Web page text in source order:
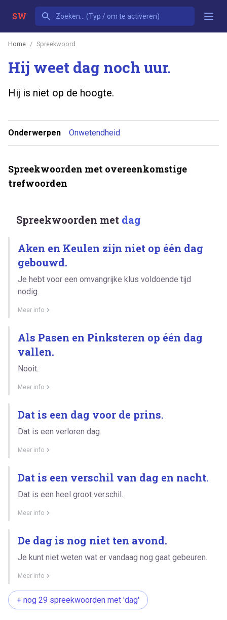
SW
Home Spreekwoord
Hij weet dag noch uur.
Hij is niet op de hoogte.
Onderwerpen Onwetendheid
Spreekwoorden met overeenkomstige
trefwoorden
Spreekwoorden met dag
Aken en Keulen zijn niet op één dag
gebouwd.
Je hebt voor een omvangrijke klus voldoende tijd
nodig.
Meer info
Als Pasen en Pinksteren op één dag
vallen.
Nooit.
Meer info
Dat is een dag voor de prins.
Dat is een verloren dag.
Meer info
Dat is een verschil van dag en nacht.
Dat is een heel groot verschil.
Meer info
De dag is nog niet ten avond.
Je kunt niet weten wat er vandaag nog gaat gebeuren.
Meer info
+ nog 29 spreekwoorden met 'dag'